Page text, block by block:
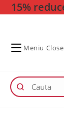
Skip15%
Meniu Close